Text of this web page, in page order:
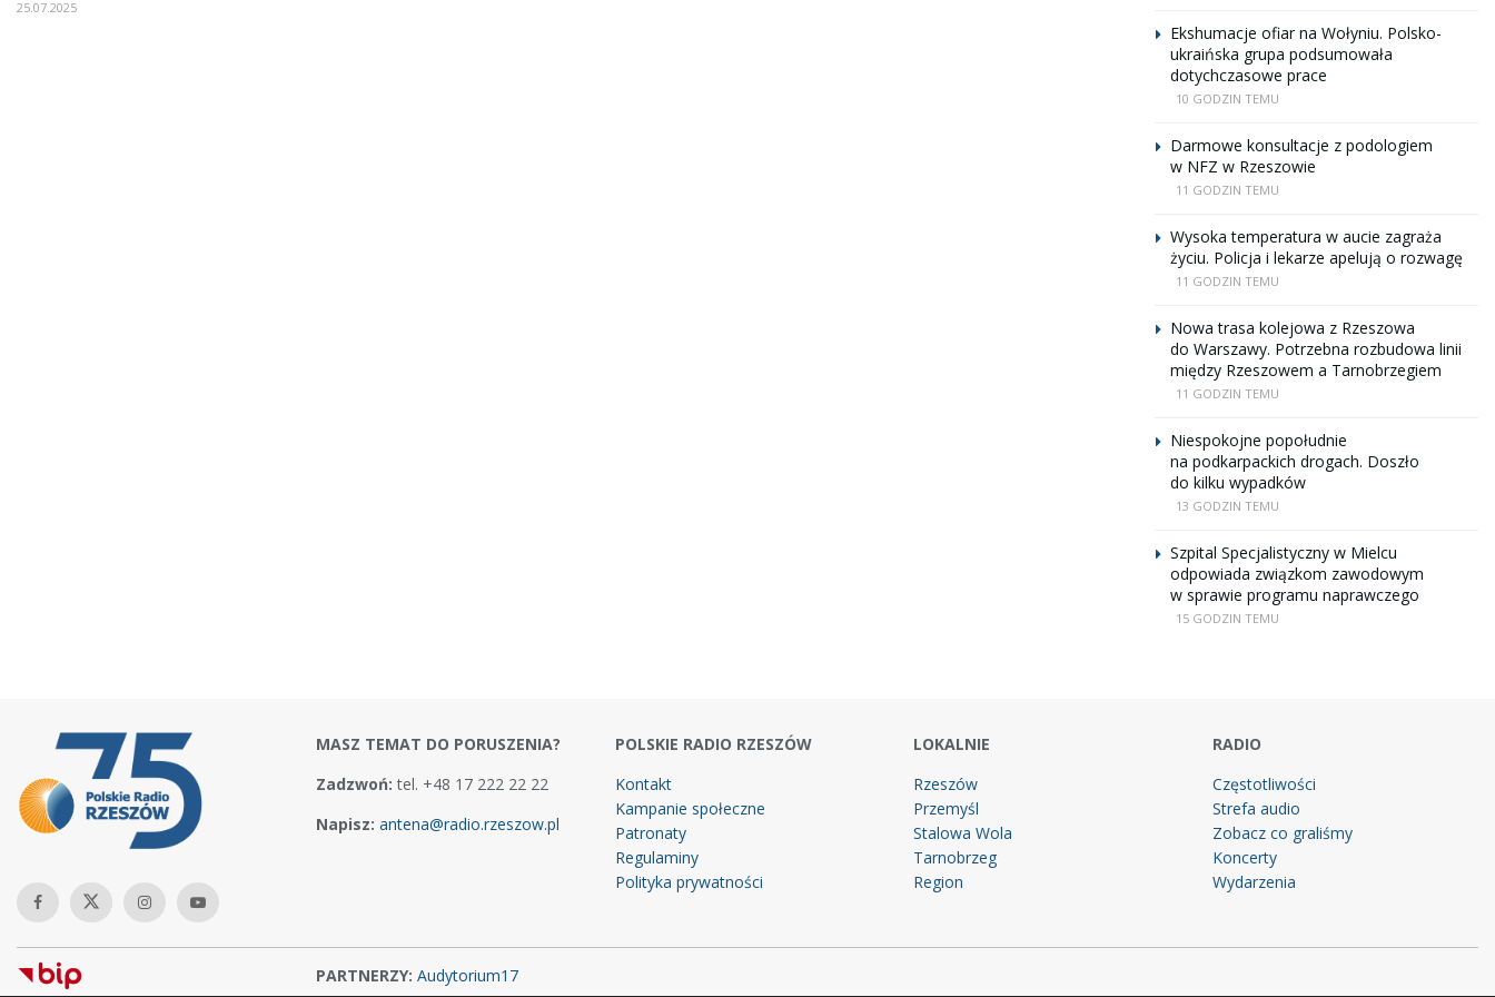
25.07.2025
Ekshumacje ofiar na Wołyniu. Polsko-
ukraińska grupa podsumowała
dotychczasowe prace
10 GODZIN TEMU
Darmowe konsultacje z podologiem
w NFZ w Rzeszowie
11 GODZIN TEMU
Wysoka temperatura w aucie zagraża
życiu. Policja i lekarze apelują o rozwagę
11 GODZIN TEMU
Nowa trasa kolejowa z Rzeszowa
do Warszawy. Potrzebna rozbudowa linii
między Rzeszowem a Tarnobrzegiem
11 GODZIN TEMU
Niespokojne popołudnie
na podkarpackich drogach. Doszło
do kilku wypadków
13 GODZIN TEMU
Szpital Specjalistyczny w Mielcu
odpowiada związkom zawodowym
w sprawie programu naprawczego
15 GODZIN TEMU
MASZ TEMAT DO PORUSZENIA?
Zadzwoń: tel. +48 17 222 22 22
Napisz: antena@radio.rzeszow.pl
POLSKIE RADIO RZESZÓW
Kontakt
Kampanie społeczne
Patronaty
Regulaminy
Polityka prywatności
LOKALNIE
Rzeszów
Przemyśl
Stalowa Wola
Tarnobrzeg
Region
RADIO
Częstotliwości
Strefa audio
Zobacz co graliśmy
Koncerty
Wydarzenia
PARTNERZY: Audytorium17